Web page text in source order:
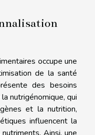
occupe une
de la santé
des besoins
nutrigénomique, qui
et la nutrition,
influencent la
Ainsi, une